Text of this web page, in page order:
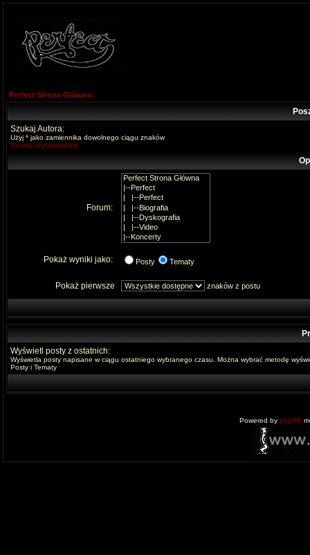
Perfect Strona Główna
Szukaj Autora:
Użyj * jako zamiennika dowolnego ciągu znaków
Szukaj użytkowników
Forum:
Pokaż wyniki jako: Posty Tematy
Pokaż pierwsze znaków z postu
Wyświetl posty z ostatnich:
Wyświetla posty napisane w ciągu ostatniego wybranego czasu. Można wybrać metodę
Posty i Tematy
Powered by phpBB